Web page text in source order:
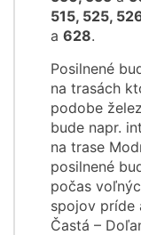
515, 525,
a 628.
Posilnené
na trasách
podobe
bude napr.
na trase
posilnené
počas
spojov príde
Častá –